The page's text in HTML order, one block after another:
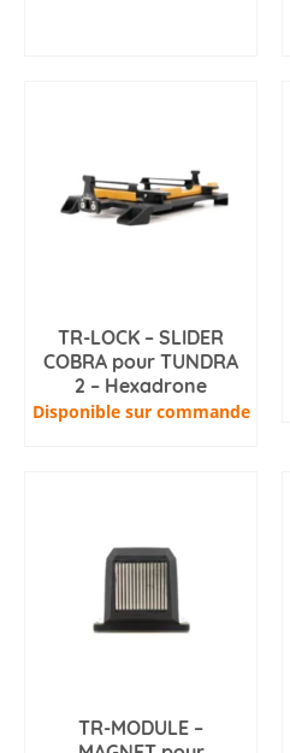
TR-LOCK – SLIDER
COBRA pour TUNDRA
2 – Hexadrone
Disponible sur commande
TR-MODULE –